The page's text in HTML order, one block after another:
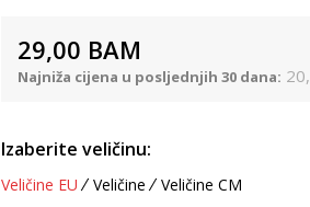
29,00 BAM
Najniža cijena u posljednjih 30 dana:
Izaberite veličinu:
Veličine EU Veličine Veličine CM